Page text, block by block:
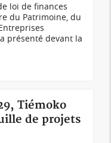
loi de finances
du Patrimoine, du
présenté devant la
Tiémoko
de projets